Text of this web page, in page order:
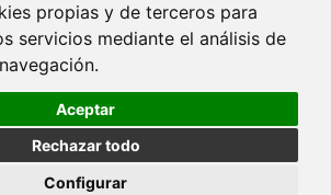
propias y de terceros para
servicios mediante el análisis de
Aceptar
Rechazar todo
Configurar
Contacto
3-5. Pabellón 11. Planta 0 28029 Madrid
info@ciberisciii.es
Política de Privacidad